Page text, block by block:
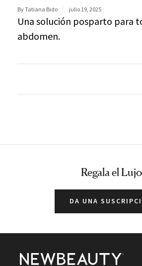
By Tatiana Bido julio 19, 2025
Una solución posparto para
abdomen.
Regala el Lujo
DA UNA